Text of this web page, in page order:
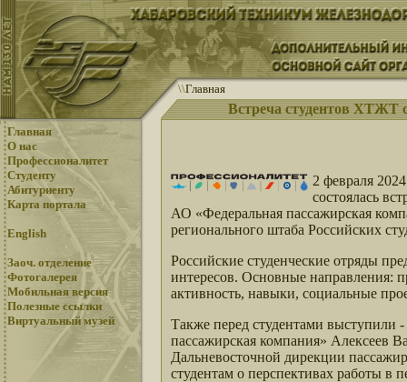
\\Главная
Встреча студентов ХТЖТ
Главная
О нас
Профессионалитет
Студенту
Абитуриенту
Карта портала
English
Заоч. отделение
Фотогалерея
Мобильная версия
Полезные ссылки
Виртуальный музей
2 февраля
состоялась
АО «Федеральная пассажирская
регионального штаба Российских
Российские студенческие отряды
интересов. Основные направления:
активность, навыки, социальные
Также перед студентами выступили
пассажирская компания» Алексеев
Дальневосточной дирекции
студентам о перспективах работы в